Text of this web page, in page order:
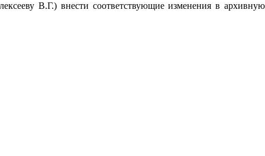
В.Г.) внести соответствующие изменения в архивную